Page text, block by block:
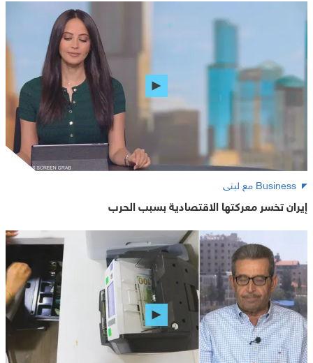
Business مع لبنى
إيران تخسر معركتها الاقتصادية بسبب الحرب